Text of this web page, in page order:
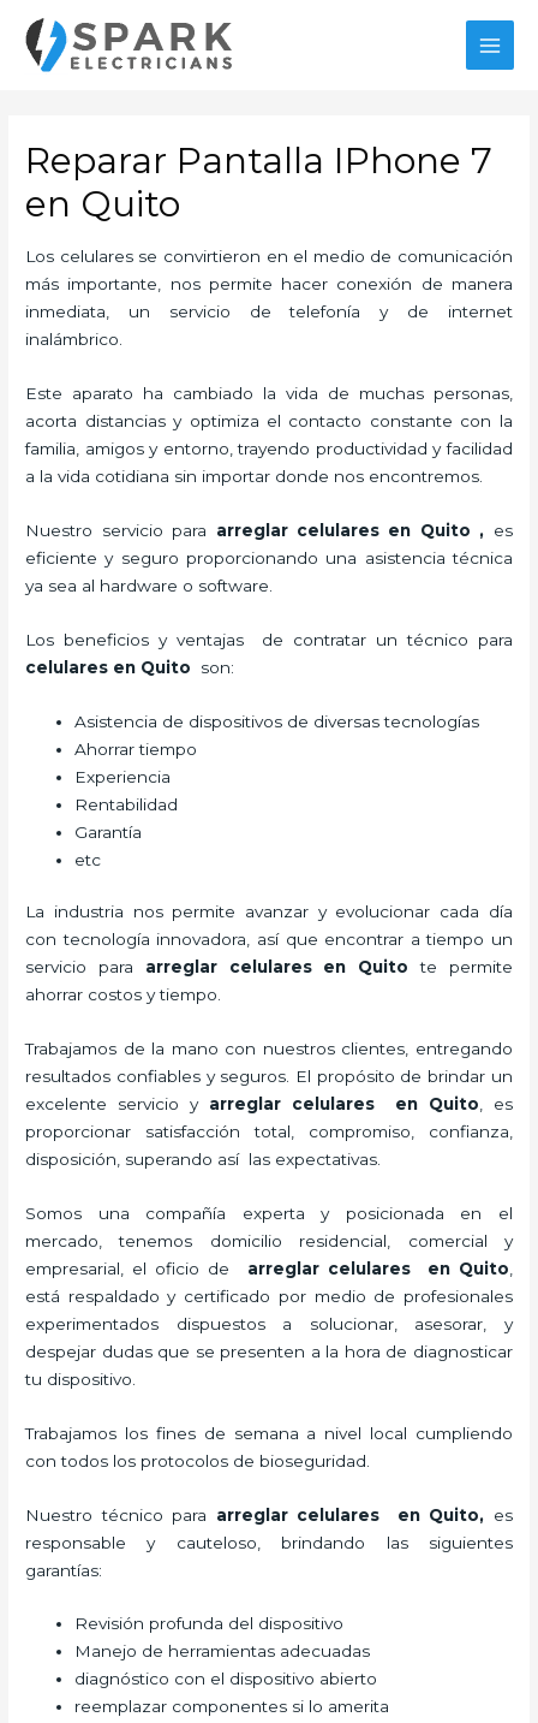
contenido
Reparar Pantalla IPhone 7
en Quito
Los celulares se convirtieron en el medio de comunicación
más importante, nos permite hacer conexión de manera
inmediata, un servicio de telefonía y de internet
inalámbrico.
Este aparato ha cambiado la vida de muchas personas,
acorta distancias y optimiza el contacto constante con la
familia, amigos y entorno, trayendo productividad y facilidad
a la vida cotidiana sin importar donde nos encontremos.
Nuestro servicio para arreglar celulares en Quito , es
eficiente y seguro proporcionando una asistencia técnica
ya sea al hardware o software.
Los beneficios y ventajas de contratar un técnico para
celulares en Quito son:
Asistencia de dispositivos de diversas tecnologías
Ahorrar tiempo
Experiencia
Rentabilidad
Garantía
etc
La industria nos permite avanzar y evolucionar cada día
con tecnología innovadora, así que encontrar a tiempo un
servicio para arreglar celulares en Quito te permite
ahorrar costos y tiempo.
Trabajamos de la mano con nuestros clientes, entregando
resultados confiables y seguros. El propósito de brindar un
excelente servicio y arreglar celulares en Quito , es
proporcionar satisfacción total, compromiso, confianza,
disposición, superando así las expectativas.
Somos una compañía experta y posicionada en el
mercado, tenemos domicilio residencial, comercial y
empresarial, el oficio de arreglar celulares en Quito
está respaldado y certificado por medio de profesionales
experimentados dispuestos a solucionar, asesorar, y
despejar dudas que se presenten a la hora de diagnosticar
tu dispositivo.
Trabajamos los fines de semana a nivel local cumpliendo
con todos los protocolos de bioseguridad.
Nuestro técnico para arreglar celulares en Quito, es
responsable y cauteloso, brindando las siguientes
garantías:
Revisión profunda del dispositivo
Manejo de herramientas adecuadas
diagnóstico con el dispositivo abierto
reemplazar componentes si lo amerita